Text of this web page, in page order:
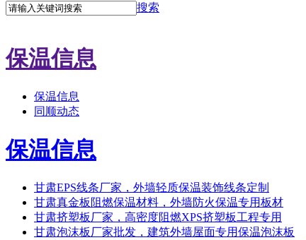
搜索
保温信息
保温信息
同顺动态
保温信息
甘肃EPS线条厂家，外墙轻质保温装饰线条定制
甘肃真金板阻燃保温材料，外墙防火保温专用板材
甘肃挤塑板厂家，高密度阻燃XPS挤塑板工程专用
甘肃泡沫板厂家批发，建筑外墙屋面专用保温泡沫板